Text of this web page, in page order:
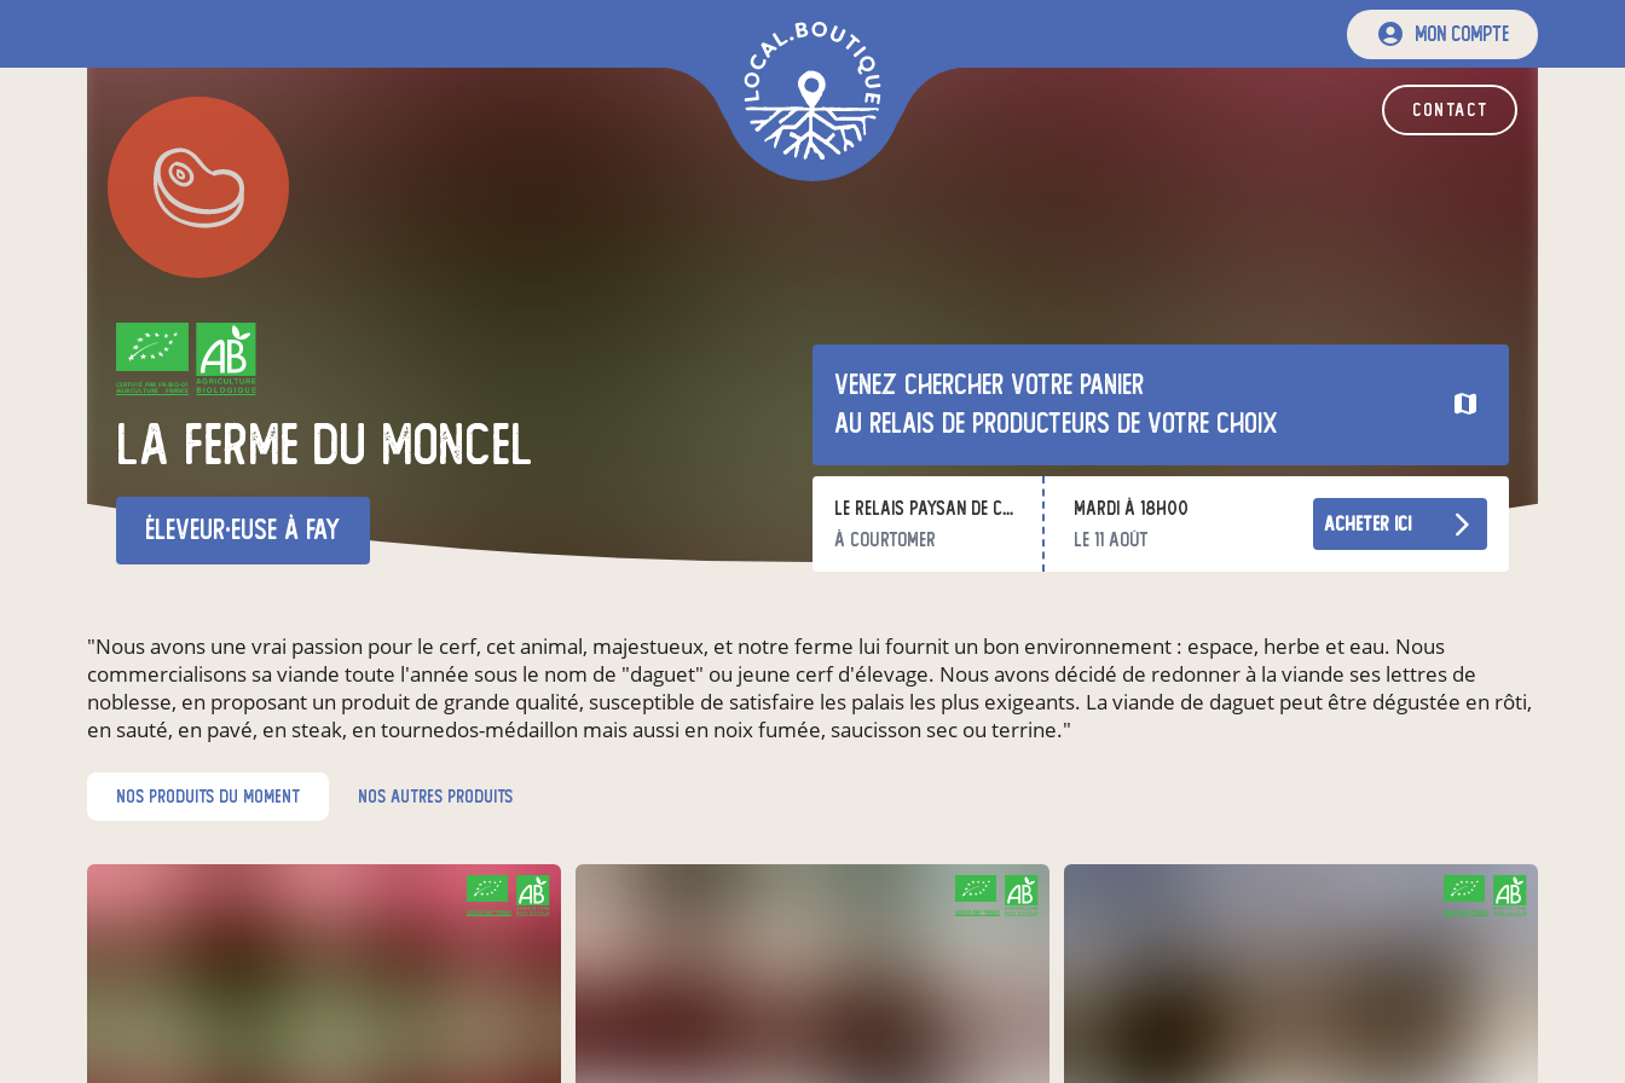
mon compte
contact
La Ferme du Moncel
CERTIFIÉ PAR FR-BIO-01
AGRICULTURE FRANCE
éleveur·euse à Fay
Venez chercher votre panier
au relais de producteurs de votre choix
Le Relais Paysan de Courtomer
à Courtomer
mardi à 18h00
le 11 août
acheter ici
"Nous avons une vrai passion pour le cerf, cet animal, majestueux, et notre ferme lui fournit un bon environnement : espace, herbe et eau. Nous
commercialisons sa viande toute l'année sous le nom de "daguet" ou jeune cerf d'élevage. Nous avons décidé de redonner à la viande ses lettres de
noblesse, en proposant un produit de grande qualité, susceptible de satisfaire les palais les plus exigeants. La viande de daguet peut être dégustée en rôti,
en sauté, en pavé, en steak, en tournedos-médaillon mais aussi en noix fumée, saucisson sec ou terrine."
nos produits du moment nos autres produits
CERTIFIÉ PAR FR-BIO-01
AGRICULTURE FRANCE CERTIFIÉ PAR FR-BIO-01
AGRICULTURE FRANCE CERTIFIÉ PAR FR-BIO-01
AGRICULTURE FRANCE